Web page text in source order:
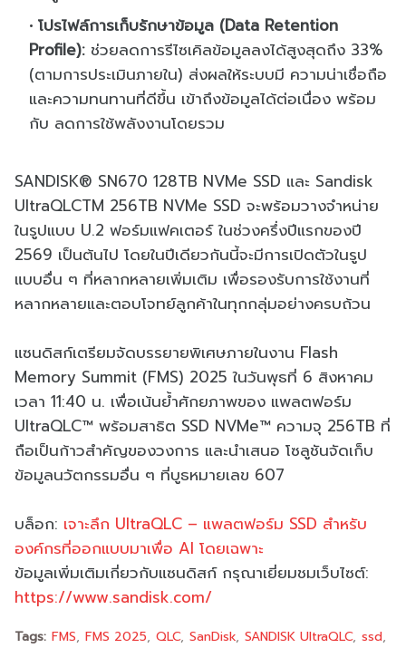
โปรไฟล์การเก็บรักษาข้อมูล (Data Retention
Profile): ช่วยลดการรีไซเคิลข้อมูลลงได้สูงสุดถึง 33%
(ตามการประเมินภายใน) ส่งผลให้ระบบมี ความน่าเชื่อถือ
และความทนทานที่ดีขึ้น เข้าถึงข้อมูลได้ต่อเนื่อง พร้อม
กับ ลดการใช้พลังงานโดยรวม
SANDISK® SN670 128TB NVMe SSD และ Sandisk
UltraQLCTM 256TB NVMe SSD จะพร้อมวางจำหน่าย
ในรูปแบบ U.2 ฟอร์มแฟคเตอร์ ในช่วงครึ่งปีแรกของปี
2569 เป็นต้นไป โดยในปีเดียวกันนี้จะมีการเปิดตัวในรูป
แบบอื่น ๆ ที่หลากหลายเพิ่มเติม เพื่อรองรับการใช้งานที่
หลากหลายและตอบโจทย์ลูกค้าในทุกกลุ่มอย่างครบถ้วน
แซนดิสก์เตรียมจัดบรรยายพิเศษภายในงาน Flash
Memory Summit (FMS) 2025 ในวันพุธที่ 6 สิงหาคม
เวลา 11:40 น. เพื่อเน้นย้ำศักยภาพของ แพลตฟอร์ม
UltraQLC™ พร้อมสาธิต SSD NVMe™ ความจุ 256TB ที่
ถือเป็นก้าวสำคัญของวงการ และนำเสนอ โซลูชันจัดเก็บ
ข้อมูลนวัตกรรมอื่น ๆ ที่บูธหมายเลข 607
บล็อก: เจาะลึก UltraQLC – แพลตฟอร์ม SSD สำหรับ
องค์กรที่ออกแบบมาเพื่อ AI โดยเฉพาะ
ข้อมูลเพิ่มเติมเกี่ยวกับแซนดิสก์ กรุณาเยี่ยมชมเว็บไซต์:
https://www.sandisk.com/
Tags: FMS FMS 2025 QLC SanDisk SANDISK UltraQLC ssd